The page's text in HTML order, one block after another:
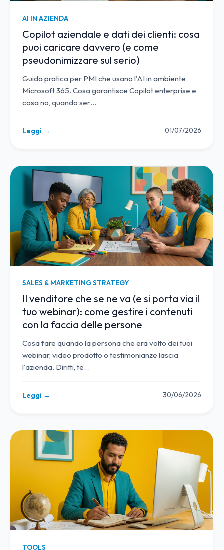
AI IN AZIENDA
Copilot aziendale e dati dei clienti: cosa
puoi caricare davvero (e come
pseudonimizzare sul serio)
Guida pratica per PMI che usano l'AI in ambiente
Microsoft 365. Cosa garantisce Copilot enterprise e
cosa no, quando ser…
Leggi → 01/07/2026
SALES & MARKETING STRATEGY
Il venditore che se ne va (e si porta via il
tuo webinar): come gestire i contenuti
con la faccia delle persone
Cosa fare quando la persona che era volto dei tuoi
webinar, video prodotto o testimonianze lascia
l'azienda. Diritti, te…
Leggi → 30/06/2026
TOOLS